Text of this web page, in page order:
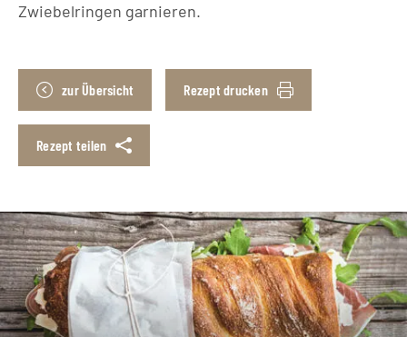
Zwiebelringen garnieren.
zur Übersicht Rezept drucken
Rezept teilen